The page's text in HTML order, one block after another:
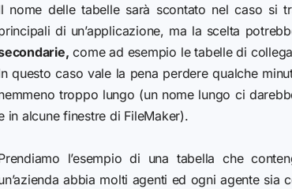
nome delle tabelle sarà scontato nel caso si
di un’applicazione, ma la scelta
come ad esempio le tabelle di
questo caso vale la pena perdere qualche
troppo lungo (un nome lungo ci
in alcune finestre di FileMaker).
l’esempio di una tabella che
abbia molti agenti ed ogni agente sia